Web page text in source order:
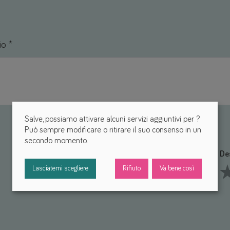
*
Salve, possiamo attivare alcuni servizi aggiuntivi per ?
Può sempre modificare o ritirare il suo consenso in un
secondo momento.
Lasciatemi scegliere Rifiuto Va bene così